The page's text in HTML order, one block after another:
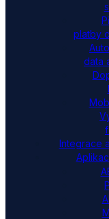
platby
data
Integrace